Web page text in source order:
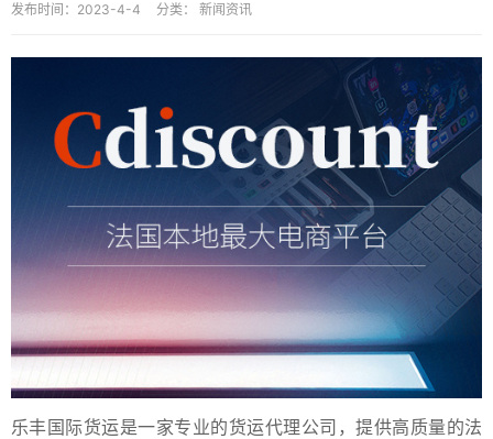
发布时间：2023-4-4 分类： 新闻资讯
乐丰国际货运是一家专业的货运代理公司，提供高质量的法